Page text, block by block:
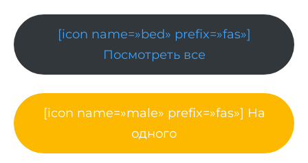
[icon name=»bed» prefix=»fas»]
Посмотреть все
[icon name=»male» prefix=»fas»] На
одного